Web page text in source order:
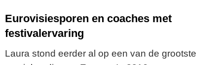
Eurovisiesporen en coaches met
festivalervaring
Laura stond eerder al op een van de grootste